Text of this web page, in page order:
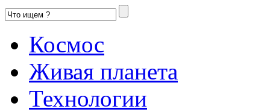
Космос
Живая планета
Технологии